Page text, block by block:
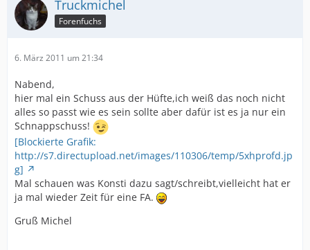
Truckmichel
Forenfuchs
6. März 2011 um 21:34
Nabend,
hier mal ein Schuss aus der Hüfte,ich weiß das noch nicht
alles so passt wie es sein sollte aber dafür ist es ja nur ein
Schnappschuss!
[Blockierte Grafik:
http://s7.directupload.net/images/110306/temp/5xhprofd.jp
g]
Mal schauen was Konsti dazu sagt/schreibt,vielleicht hat er
ja mal wieder Zeit für eine FA.
Gruß Michel